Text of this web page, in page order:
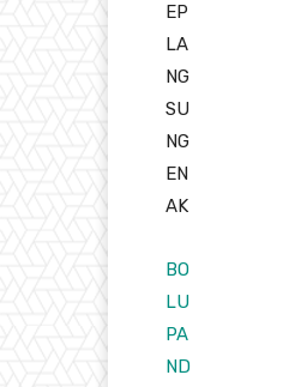
EP
LA
NG
SU
NG
EN
AK
BO
LU
PA
ND